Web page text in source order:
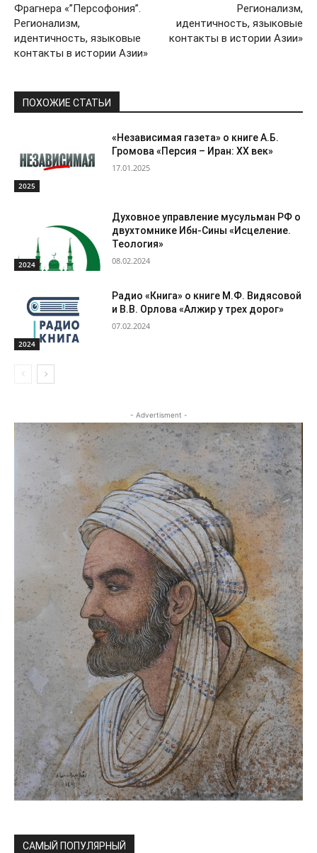
Фрагнера «”Персофония”.
Регионализм,
идентичность, языковые
контакты в истории Азии»
Регионализм,
идентичность, языковые
контакты в истории Азии»
ПОХОЖИЕ СТАТЬИ
2025
«Независимая газета» о книге А.Б.
Громова «Персия – Иран: ХХ век»
17.01.2025
2024
Духовное управление мусульман РФ о
двухтомнике Ибн-Сины «Исцеление.
Теология»
08.02.2024
2024
Радио «Книга» о книге М.Ф. Видясовой
и В.В. Орлова «Алжир у трех дорог»
07.02.2024
- Advertisment -
САМЫЙ ПОПУЛЯРНЫЙ